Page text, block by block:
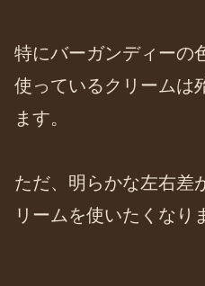
特にバーガンディーの
使っているクリームは
ます。
ただ、明らかな左右差
リームを使いたくなり